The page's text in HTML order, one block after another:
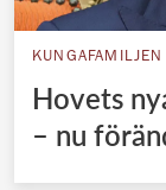
KUNGAFAMILJEN
Hovets
– nu